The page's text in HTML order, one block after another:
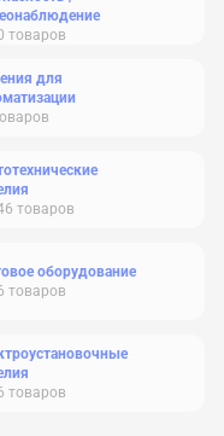
товаров
для
товаров
оборудование
товаров
товаров